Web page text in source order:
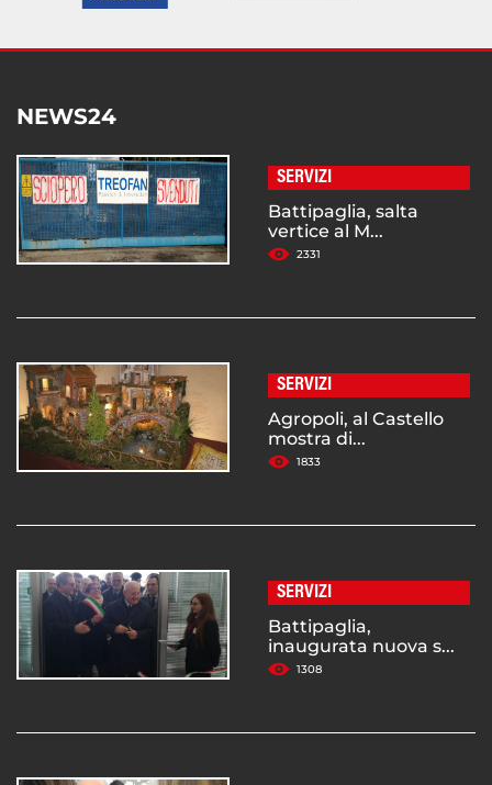
NEWS24
SERVIZI
Battipaglia, salta
vertice al M...
2331
SERVIZI
Agropoli, al Castello
mostra di...
1833
SERVIZI
Battipaglia,
inaugurata nuova s...
1308